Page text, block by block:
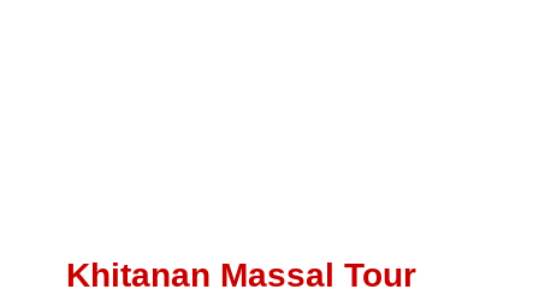
Khitanan Massal Tour